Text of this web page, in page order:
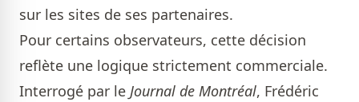
sur les sites de ses partenaires.
Pour certains observateurs, cette décision
reflète une logique strictement commerciale.
Interrogé par le Journal de Montréal, Frédéric